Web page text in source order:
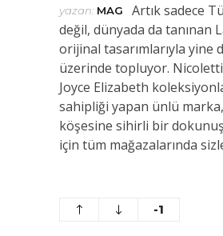
yazan: MAG
Artık sadece
değil, dünyada da tanınan
orijinal tasarımlarıyla yine
üzerinde topluyor.
Joyce Elizabeth
sahipliği yapan ünlü
köşesine sihirli bir
için tüm mağazalarında
-1